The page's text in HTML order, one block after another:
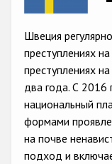
Other
Швеция
преступлениях
преступлениях
два года. С 2016
национальный
формами
на почве
подход и